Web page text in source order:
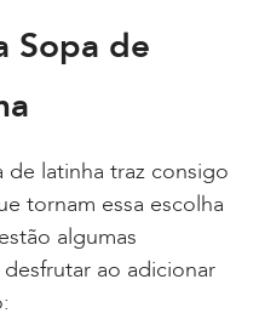
Sopa de
latinha traz consigo
tornam essa escolha
algumas
ao adicionar